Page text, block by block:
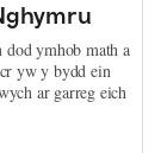
dod ymhob math a
yw y bydd ein
ar garreg eich